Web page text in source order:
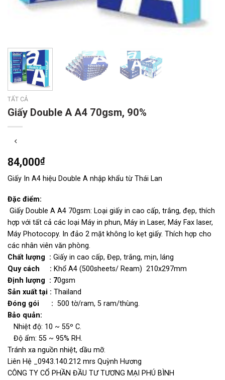
TẤT CẢ
Giấy Double A A4 70gsm, 90%
84,000₫
Giấy In A4 hiệu Double A nhập khẩu từ Thái Lan
Đặc điểm:
Giấy Double A A4 70gsm: Loại giấy in cao cấp, trắng, đẹp, thích
hợp với tất cả các loại Máy in phun, Máy in Laser, Máy Fax laser,
Máy Photocopy. In đảo 2 mặt không lo kẹt giấy. Thích hợp cho
các nhân viên văn phòng.
Chất lượng : Giấy in cao cấp, Đẹp, trắng, mịn, láng
Quy cách : Khổ A4 (500sheets/ Ream) 210x297mm
Định lượng : 70gsm
Sản xuất tại : Thailand
Đóng gói : 500 tờ/ram, 5 ram/thùng.
Bảo quản:
Nhiệt độ: 10 ~ 55º C.
Độ ẩm: 55 ~ 95% RH.
Tránh xa nguồn nhiệt, dầu mỡ.
Liên Hệ _0943.140.212 mrs Quỳnh Hương
CÔNG TY CỔ PHẦN ĐẦU TƯ TƯƠNG MẠI PHÚ BÌNH